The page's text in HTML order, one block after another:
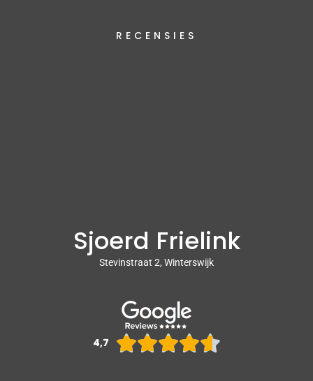
RECENSIES
Sjoerd Frielink
Stevinstraat 2, Winterswijk
4,7 